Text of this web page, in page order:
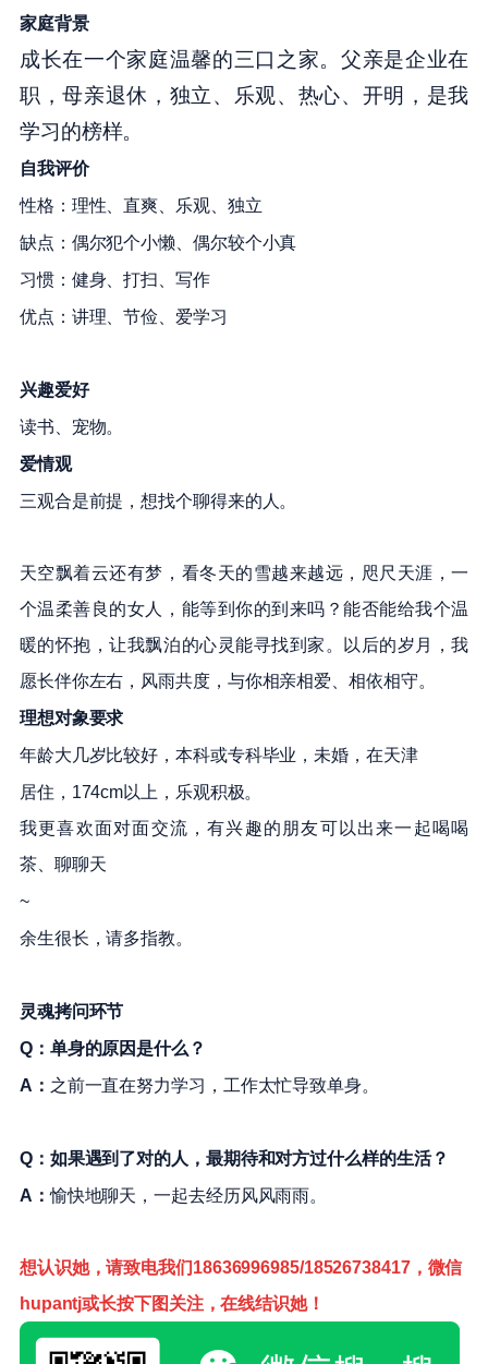
家庭背景
成长在一个家庭温馨的三口之家。父亲是企业在
职，母亲退休，独立、乐观、热心、开明，是我
学习的榜样。
自我评价
性格：理性、直爽、乐观、独立
缺点：偶尔犯个小懒、偶尔较个小真
习惯：健身、打扫、写作
优点：讲理、节俭、爱学习
兴趣爱好
读书、 宠物。
爱情观
三观合是前提，想找个聊得来的人。
天空飘着云还有梦，看冬天的雪越来越远，咫尺天涯，一
个温柔善良的女人，能等到你的到来吗？能否能给我个温
暖的怀抱，让我飘泊的心灵能寻找到家。以后的岁月，我
愿长伴你左右，风雨共度，与你相亲相爱、相依相守。
理想对象要求
年龄大几岁比较好 ，本科或专科毕业，未婚，在天津
居住， 174cm以上， 乐观积极。
我更喜欢面对面交流，有兴趣的朋友可以出来一起喝喝
茶、聊聊天
~
余生很长，请多指教。
灵魂拷问环节
Q：单身的原因是什么？
A： 之前一直在努力学习， 工作太忙导致单身。
Q：如果遇到了对的人，最期待和对方过什么样的生活？
A：愉快地聊天，一起去经历风风雨雨。
想认识她，请致电我们18636996985/18526738417，微信
hupantj或长按下图关注，在线结识她！